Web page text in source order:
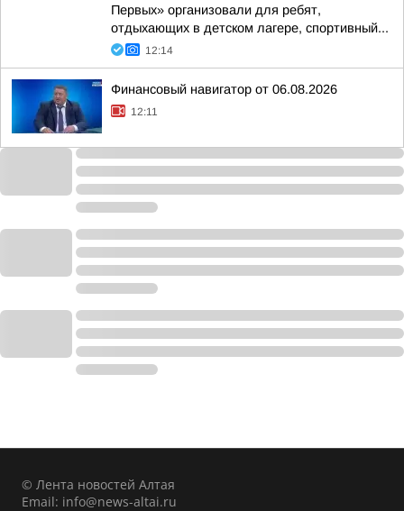
Первых» организовали для ребят,
отдыхающих в детском лагере, спортивный...
12:14
Финансовый навигатор от 06.08.2026
12:11
© Лента новостей Алтая
Email: info@news-altai.ru